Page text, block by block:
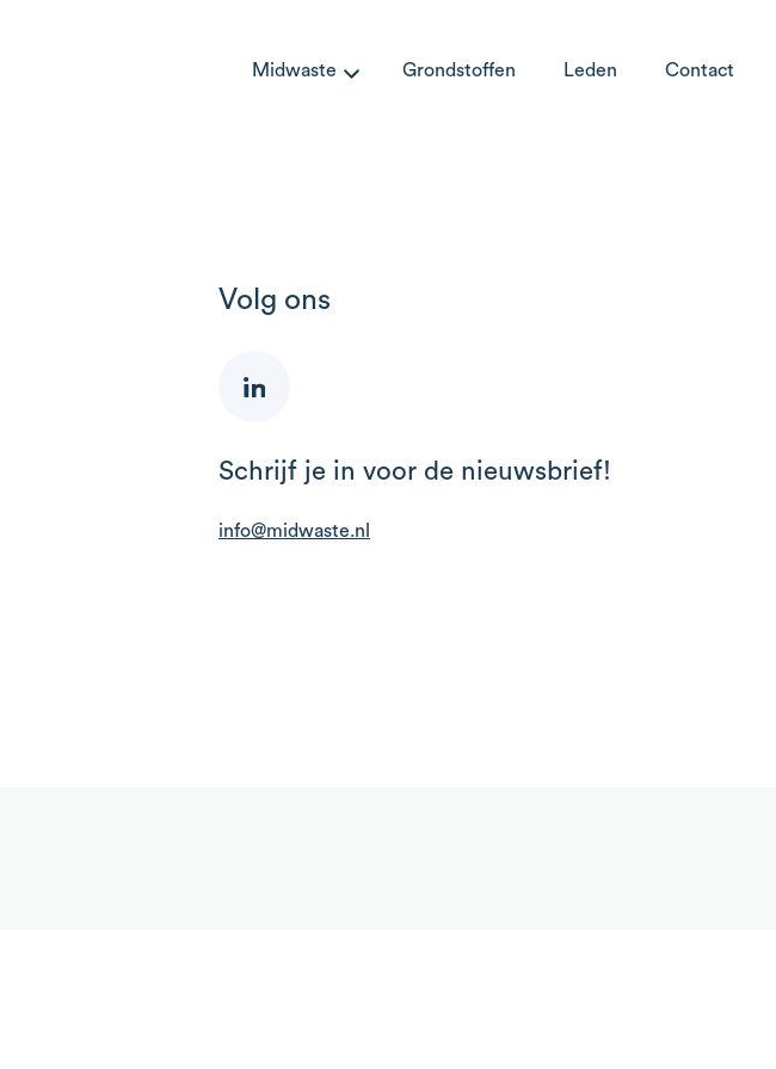
Midwaste Grondstoffen Leden Contact
Volg ons
Schrijf je in voor de nieuwsbrief!
info@midwaste.nl